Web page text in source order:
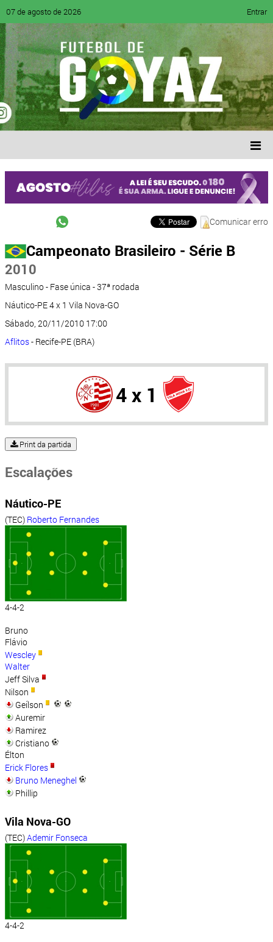
07 de agosto de 2026 Entrar
Comunicar erro
Campeonato Brasileiro - Série B
2010
Masculino - Fase única - 37ª rodada
Náutico-PE 4 x 1 Vila Nova-GO
Sábado, 20/11/2010 17:00
Aflitos- Recife-PE (BRA)
4 x 1
Print da partida
Escalações
Náutico-PE
(TEC) Roberto Fernandes
4-4-2
Bruno
Flávio
Wescley
Walter
Jeff Silva
Nilson
Geílson
Auremir
Ramirez
Cristiano
Élton
Erick Flores
Bruno Meneghel
Phillip
Vila Nova-GO
(TEC)Ademir Fonseca
4-4-2